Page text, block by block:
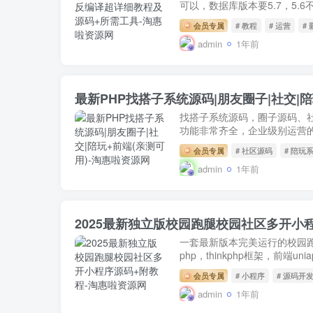
可以，数据库版本要5.7，5.6
会员专属 # 教程 # 运营 #
admin 1年前
最新PHP找搭子系统源码|朋友圈子|社交|
找搭子系统源码，圈子源码、
功能非常齐全，企业级别运营
会员专属 # 社区源码 # 陪玩
admin 1年前
2025最新独立版校园跑腿校园社区多开小
一套最新版本完美运行的校园
php，thinkphp框架，前端
会员专属 # 小程序 # 源码开
admin 1年前